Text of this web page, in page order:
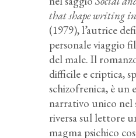
that shape writing
(1979), l’autrice
personale viaggio
del male. Il
difficile e criptica,
schizofrenica, è un
narrativo unico nel
riversa sul lettore
magma psichico